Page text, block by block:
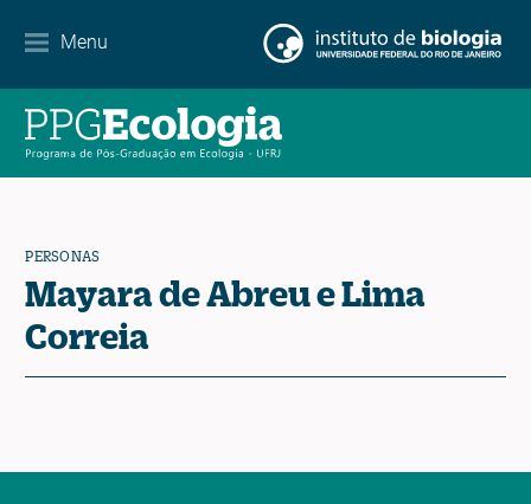
Menu
Noticias
EN
PERSONAS
Mayara de Abreu e Lima
Correia